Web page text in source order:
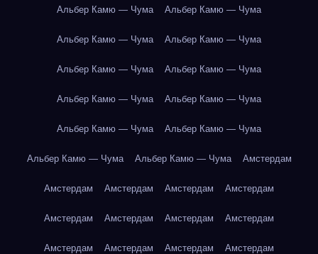
Альбер Камю — Чума Альбер Камю — Чума
Альбер Камю — Чума Альбер Камю — Чума
Альбер Камю — Чума Альбер Камю — Чума
Альбер Камю — Чума Альбер Камю — Чума
Альбер Камю — Чума Альбер Камю — Чума
Альбер Камю — Чума Альбер Камю — Чума Амстердам
Амстердам Амстердам Амстердам Амстердам
Амстердам Амстердам Амстердам Амстердам
Амстердам Амстердам Амстердам Амстердам